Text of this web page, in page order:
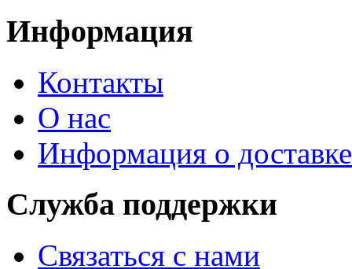
Информация
Контакты
О нас
Информация о доставке
Служба поддержки
Связаться с нами